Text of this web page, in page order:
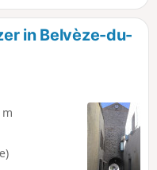
Verte zwischen der
über den Treidelpfad
Ein Spaziergang
In diesem
sich nicht verlaufen.
Kulturerbe ist wirklich
in Belvèze-du-